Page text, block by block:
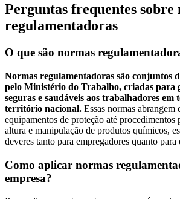
Perguntas frequentes sobre
regulamentadoras
O que são normas
Normas regulamentadoras são conjuntos
pelo Ministério do Trabalho, criadas para
seguras e saudáveis aos trabalhadores em
território nacional. Essas normas abrangem
equipamentos de proteção até procedimentos
altura e manipulação de produtos químicos,
deveres tanto para empregadores quanto para
Como aplicar normas
empresa?